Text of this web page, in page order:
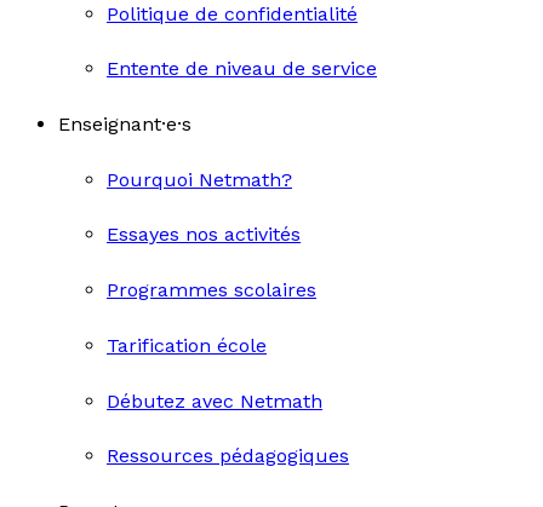
Politique de confidentialité
Entente de niveau de service
Enseignant·e·s
Pourquoi Netmath?
Essayes nos activités
Programmes scolaires
Tarification école
Débutez avec Netmath
Ressources pédagogiques